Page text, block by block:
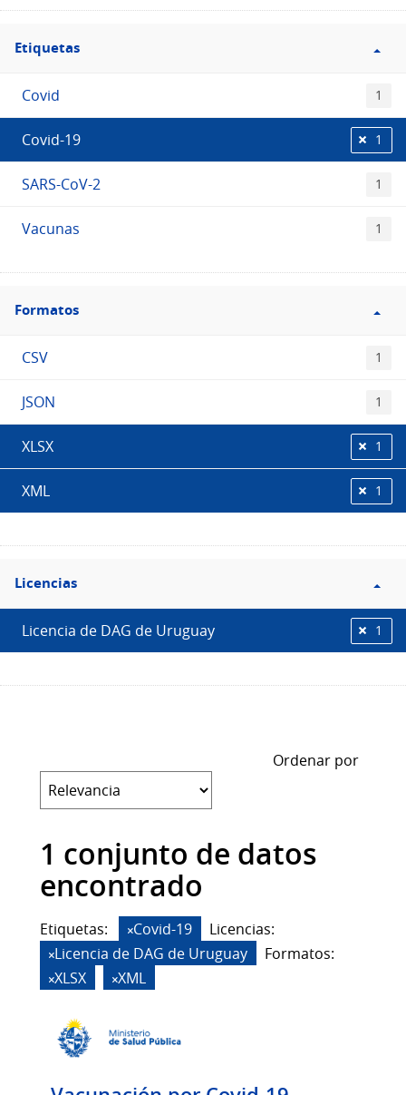
Filtro
Etiquetas
Etiquetas
Covid 1
Covid-19 1
SARS-CoV-2 1
Vacunas 1
Filtro
Formatos
Formatos
CSV 1
JSON 1
XLSX 1
XML 1
Filtro
Licencias
Licencias
Licencia de DAG de Uruguay 1
Ordenar por
1 conjunto de datos
encontrado
Etiquetas: Covid-19
Licencias:
Licencia de DAG de Uruguay
Formatos:
XLSX
XML